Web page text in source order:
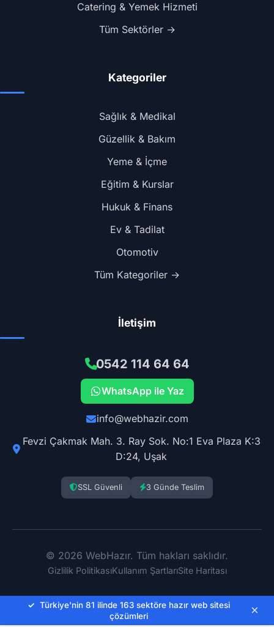
Catering & Yemek Hizmeti
Tüm Sektörler →
Kategoriler
Sağlık & Medikal
Güzellik & Bakım
Yeme & İçme
Eğitim & Kurslar
Hukuk & Finans
Ev & Tadilat
Otomotiv
Tüm Kategoriler →
İletişim
0542 114 64 64
WhatsApp ile Yaz
info@webhazir.com
Fevzi Çakmak Mah. 3. Ray Sok. No:1 Eva Plaza K:3
D:24, Uşak
SSL Güvenli 3 Günde Teslim
© 2026 WebHazır. Tüm hakları saklıdır.
Gizlilik PolitikasıKullanım ŞartlarıSite Haritası
✓ Türkiye'nin 81 ilinde 163 sektöre hazır web sitesi
çözümleri
×